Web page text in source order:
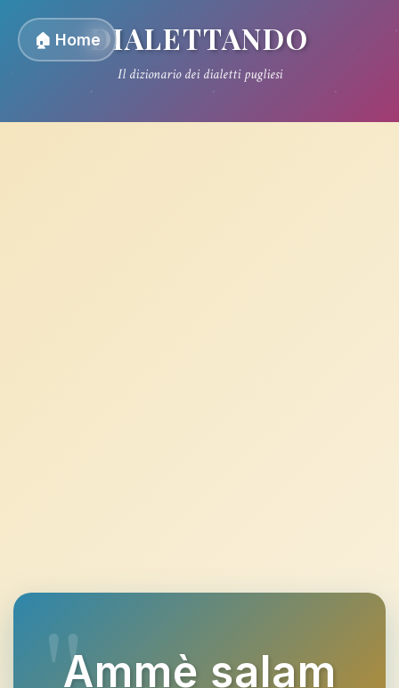
🏠 HomeDIALETTANDO
Il dizionario dei dialetti pugliesi
Ammè salam